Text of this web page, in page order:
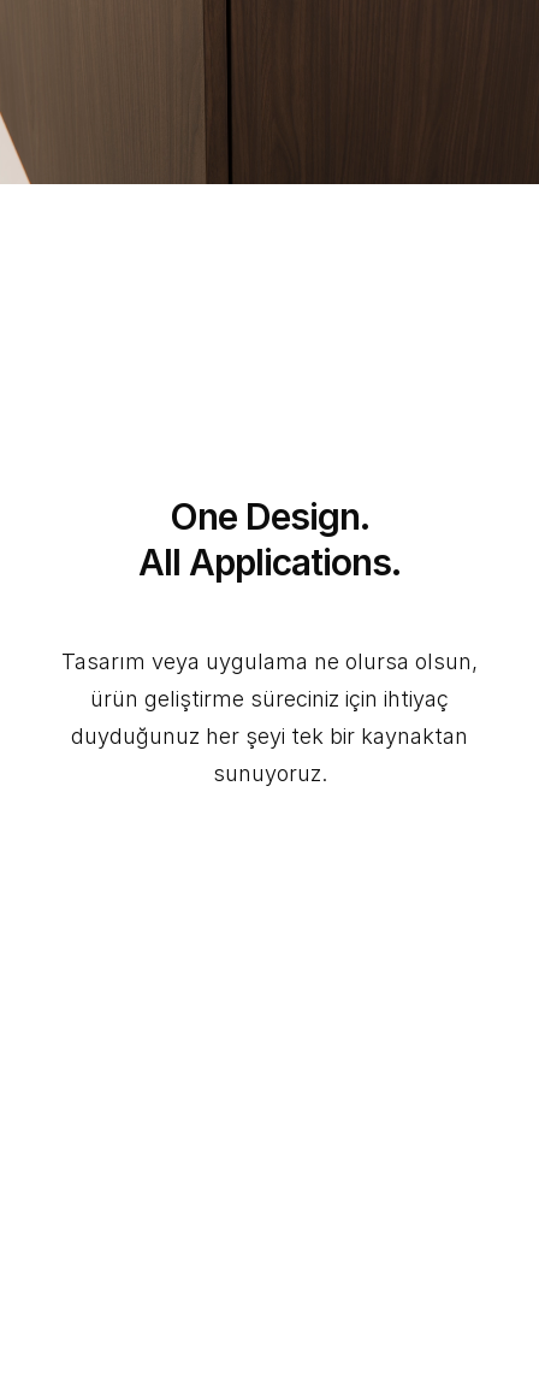
One Design.
All Applications.
Tasarım veya uygulama ne olursa olsun,
ürün geliştirme süreciniz için ihtiyaç
duyduğunuz her şeyi tek bir kaynaktan
sunuyoruz.